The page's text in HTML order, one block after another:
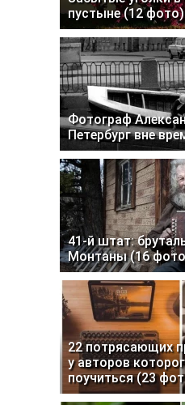
пустыне (12 фото)
Фотограф
Петербург вне
41-й штат:
Монтаны (16
22 потрясающих
у авторов
поучиться (23